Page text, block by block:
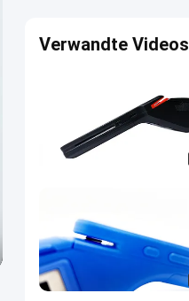
Verwandte Videos